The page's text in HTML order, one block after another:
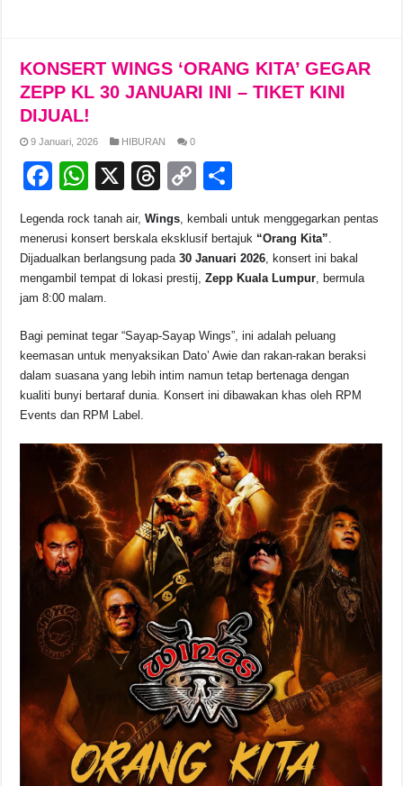
e
b
o
o
k
s
A
p
a
d
y
Li
k
e
KONSERT WINGS ‘ORANG KITA’ GEGAR
ZEPP KL 30 JANUARI INI – TIKET KINI
DIJUAL!
9 Januari, 2026 HIBURAN 0
F
a
c
e
b
o
k
W
at
s
A
p
X
T
e
a
d
C
o
p
y
Li
k
ar
e
Legenda rock tanah air,Wings, kembali untuk menggegarkan pentas
menerusi konsert berskala eksklusif bertajuk “Orang Kita”.
Dijadualkan berlangsung pada30 Januari 2026, konsert ini bakal
mengambil tempat di lokasi prestij,Zepp Kuala Lumpur, bermula
jam 8:00 malam.
Bagi peminat tegar “Sayap-Sayap Wings”, ini adalah peluang
keemasan untuk menyaksikan Dato’ Awie dan rakan-rakan beraksi
dalam suasana yang lebih intim namun tetap bertenaga dengan
kualiti bunyi bertaraf dunia. Konsert ini dibawakan khas oleh RPM
Events dan RPM Label.